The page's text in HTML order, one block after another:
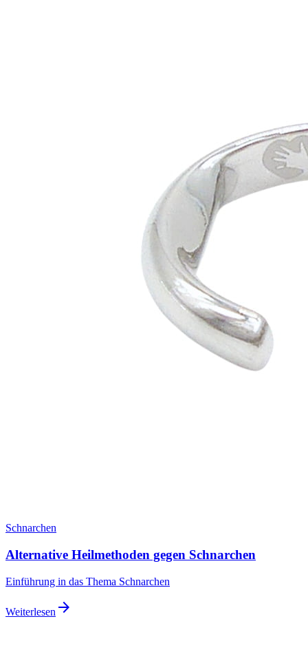
Schnarchen
Alternative Heilmethoden gegen Schnarchen
Einführung in das Thema Schnarchen
Weiterlesen arrow_forward